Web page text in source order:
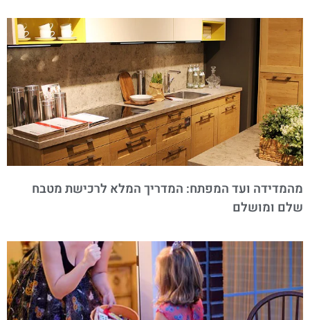
מהמדידה ועד המפתח: המדריך המלא לרכישת מטבח
שלם ומושלם